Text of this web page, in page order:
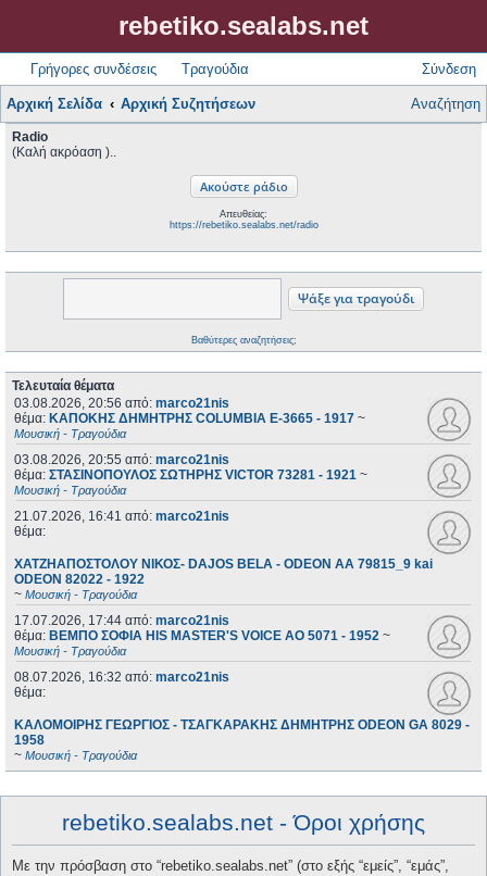
rebetiko.sealabs.net
Γρήγορες συνδέσεις Τραγούδια Σύνδεση
Αρχική Σελίδα Αρχική Συζητήσεων Αναζήτηση
Radio
(Καλή ακρόαση )..
Απευθείας:
https://rebetiko.sealabs.net/radio
Βαθύτερες αναζητήσεις;
Τελευταία θέματα
03.08.2026, 20:56 από: marco21nis
θέμα: ΚΑΠΟΚΗΣ ΔΗΜΗΤΡΗΣ COLUMBIA E-3665 - 1917 ~
Μουσική - Τραγούδια
03.08.2026, 20:55 από: marco21nis
θέμα: ΣΤΑΣΙΝΟΠΟΥΛΟΣ ΣΩΤΗΡΗΣ VICTOR 73281 - 1921 ~
Μουσική - Τραγούδια
21.07.2026, 16:41 από: marco21nis
θέμα:
ΧΑΤΖΗΑΠΟΣΤΟΛΟΥ ΝΙΚΟΣ- DAJOS BELA - ODEON AA 79815_9 kai
ODEON 82022 - 1922
~ Μουσική - Τραγούδια
17.07.2026, 17:44 από: marco21nis
θέμα: ΒΕΜΠΟ ΣΟΦΙΑ HIS MASTER'S VOICE AO 5071 - 1952 ~
Μουσική - Τραγούδια
08.07.2026, 16:32 από: marco21nis
θέμα:
ΚΑΛΟΜΟΙΡΗΣ ΓΕΩΡΓΙΟΣ - ΤΣΑΓΚΑΡΑΚΗΣ ΔΗΜΗΤΡΗΣ ODEON GA 8029 -
1958
~ Μουσική - Τραγούδια
rebetiko.sealabs.net - Όροι χρήσης
Με την πρόσβαση στο “rebetiko.sealabs.net” (στο εξής “εμείς”, “εμάς”,